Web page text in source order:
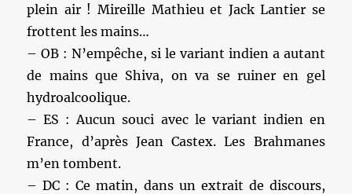
plein air ! Mireille Mathieu et Jack Lantier se
frottent les mains…
– OB : N’empêche, si le variant indien a autant
de mains que Shiva, on va se ruiner en gel
hydroalcoolique.
– ES : Aucun souci avec le variant indien en
France, d’après Jean Castex. Les Brahmanes
m’en tombent.
– DC : Ce matin, dans un extrait de discours,